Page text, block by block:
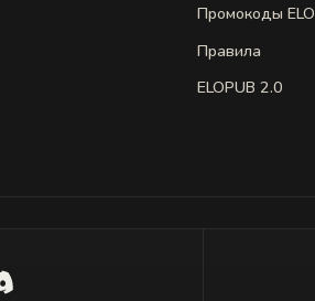
Промокоды ELO
Правила
ELOPUB 2.0